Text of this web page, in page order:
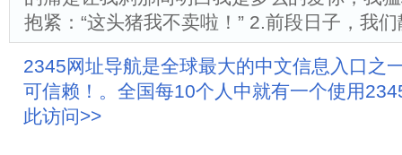
抱紧：“这头猪我不卖啦！” 2.前段日子，我
2345网址导航是全球最大的中文信息入口之
可信赖！。全国每10个人中就有一个使用
此访问>>